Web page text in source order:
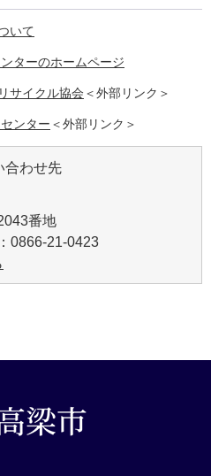
いて
ターのホームページ
サイクル協会 ＜外部リンク＞
ンター ＜外部リンク＞
合わせ先
番地
0866-21-0423